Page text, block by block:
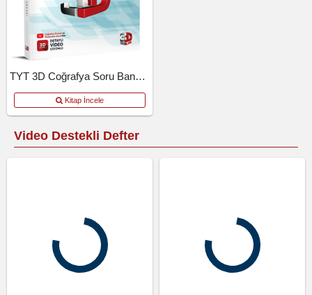
TYT 3D Coğrafya Soru Bankası
Kitap İncele
Video Destekli Defter